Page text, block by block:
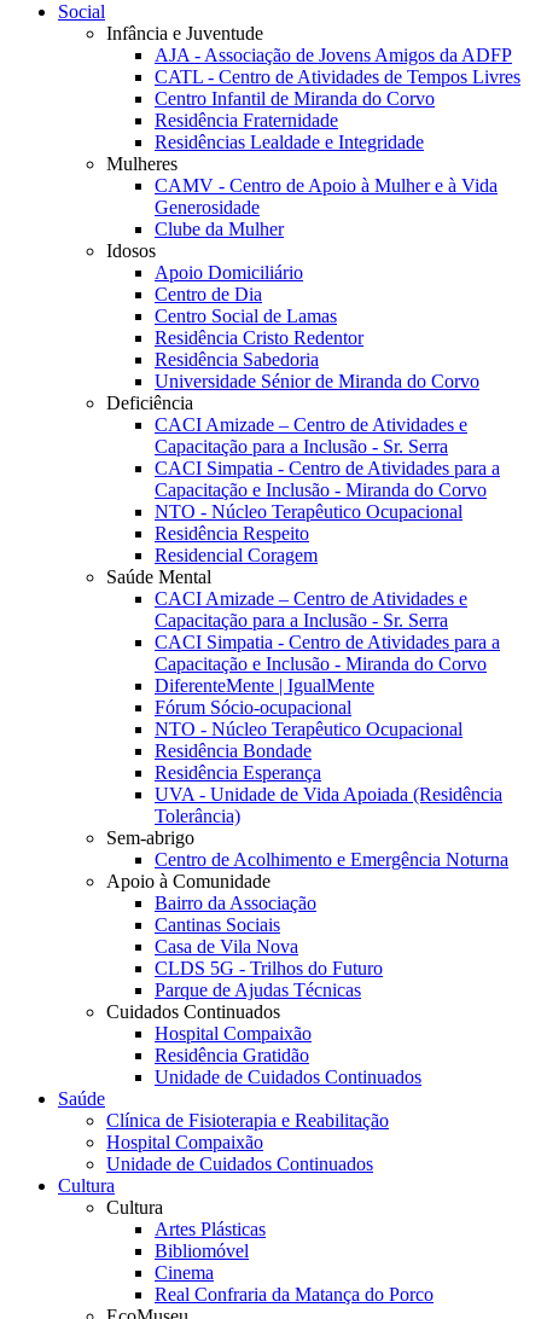
Social
Infância e Juventude
AJA - Associação de Jovens Amigos da ADFP
CATL - Centro de Atividades de Tempos Livres
Centro Infantil de Miranda do Corvo
Residência Fraternidade
Residências Lealdade e Integridade
Mulheres
CAMV - Centro de Apoio à Mulher e à Vida
Generosidade
Clube da Mulher
Idosos
Apoio Domiciliário
Centro de Dia
Centro Social de Lamas
Residência Cristo Redentor
Residência Sabedoria
Universidade Sénior de Miranda do Corvo
Deficiência
CACI Amizade – Centro de Atividades e
Capacitação para a Inclusão - Sr. Serra
CACI Simpatia - Centro de Atividades para a
Capacitação e Inclusão - Miranda do Corvo
NTO - Núcleo Terapêutico Ocupacional
Residência Respeito
Residencial Coragem
Saúde Mental
CACI Amizade – Centro de Atividades e
Capacitação para a Inclusão - Sr. Serra
CACI Simpatia - Centro de Atividades para a
Capacitação e Inclusão - Miranda do Corvo
DiferenteMente | IgualMente
Fórum Sócio-ocupacional
NTO - Núcleo Terapêutico Ocupacional
Residência Bondade
Residência Esperança
UVA - Unidade de Vida Apoiada (Residência
Tolerância)
Sem-abrigo
Centro de Acolhimento e Emergência Noturna
Apoio à Comunidade
Bairro da Associação
Cantinas Sociais
Casa de Vila Nova
CLDS 5G - Trilhos do Futuro
Parque de Ajudas Técnicas
Cuidados Continuados
Hospital Compaixão
Residência Gratidão
Unidade de Cuidados Continuados
Saúde
Clínica de Fisioterapia e Reabilitação
Hospital Compaixão
Unidade de Cuidados Continuados
Cultura
Cultura
Artes Plásticas
Bibliomóvel
Cinema
Real Confraria da Matança do Porco